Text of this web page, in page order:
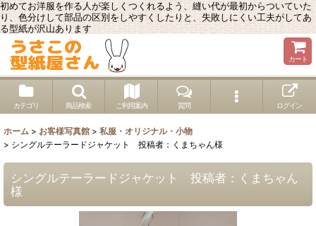
初めてお洋服を作る人が楽しくつくれるよう、縫い代が最初からついていた
り、色分けして部品の区別をしやすくしたりと、失敗しにくい工夫がしてあ
る型紙が沢山あります
カート
カテゴリ 商品検索 ご利用案内 質問 ログイン
ホーム > お客様写真館 > 私服・オリジナル・小物
> シングルテーラードジャケット 投稿者：くまちゃん様
シングルテーラードジャケット 投稿者：くまちゃん
様